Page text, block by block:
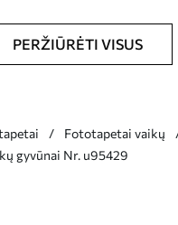
PERŽIŪRĖTI VISUS
Fototapetai vaikų
gyvūnai Nr. u95429